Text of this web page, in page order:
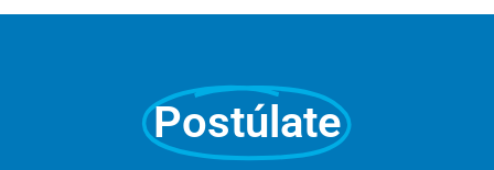
Postúlate